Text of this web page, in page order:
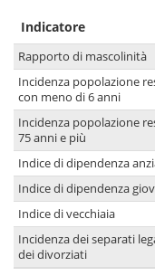
Indicatore
Rapporto di mascolinità
Incidenza popolazione
con meno di 6 anni
Incidenza popolazione
75 anni e più
Indice di dipendenza
Indice di dipendenza
Indice di vecchiaia
Incidenza dei separati
dei divorziati